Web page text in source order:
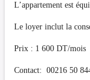
L’appartement est
Le loyer inclut la
Prix : 1 600 DT/mois
Contact: 00216 50